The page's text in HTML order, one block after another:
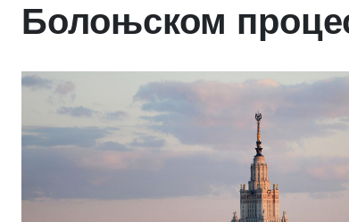
Болоњском